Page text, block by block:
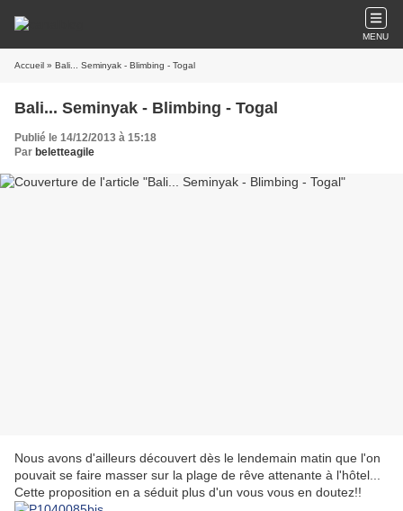
MENU
Accueil » Bali... Seminyak - Blimbing - Togal
Bali... Seminyak - Blimbing - Togal
Publié le 14/12/2013 à 15:18
Par beletteagile
Nous avons d'ailleurs découvert dès le lendemain matin que l'on
pouvait se faire masser sur la plage de rêve attenante à l'hôtel...
Cette proposition en a séduit plus d'un vous vous en doutez!!